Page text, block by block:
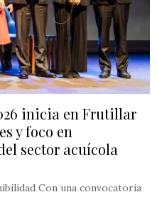
inicia en Frutillar
y foco en
sector acuícola
Con una convocatoria